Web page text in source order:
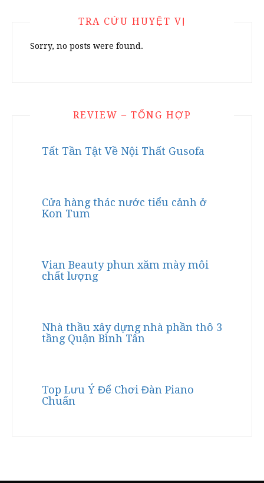
TRA CỨU HUYỆT VỊ
Sorry, no posts were found.
REVIEW – TỔNG HỢP
Tất Tần Tật Về Nội Thất Gusofa
Cửa hàng thác nước tiểu cảnh ở
Kon Tum
Vian Beauty phun xăm mày môi
chất lượng
Nhà thầu xây dựng nhà phần thô 3
tầng Quận Bình Tân
Top Lưu Ý Để Chơi Đàn Piano
Chuẩn